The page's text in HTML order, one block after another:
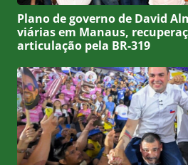
Plano de governo de David
viárias em Manaus,
articulação pela BR-319